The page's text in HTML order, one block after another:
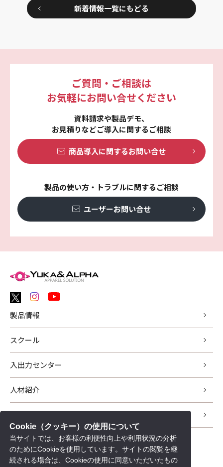
Cookie（クッキー）の使用について
当サイトでは、お客様の利便性向上や利用状況の分析
のためにCookieを使用しています。サイトの閲覧を継
続される場合は、Cookieの使用に同意いただいたもの
新着情報一覧にもどる
ご質問・ご相談は
お気軽にお問い合せください
資料請求や製品デモ、
お見積りなどご導入に関するご相談
商品導入に関するお問い合せ
製品の使い方・トラブルに関するご相談
ユーザーお問い合せ
製品情報
スクール
入出力センター
人材紹介
新着情報
会社情報